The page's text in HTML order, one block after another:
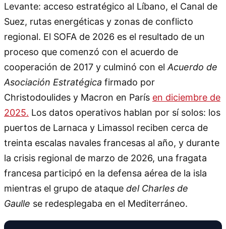
Levante: acceso estratégico al Líbano, el Canal de
Suez, rutas energéticas y zonas de conflicto
regional. El SOFA de 2026 es el resultado de un
proceso que comenzó con el acuerdo de
cooperación de 2017 y culminó con el Acuerdo de
Asociación Estratégica firmado por
Christodoulides y Macron en París en diciembre de
2025. Los datos operativos hablan por sí solos: los
puertos de Larnaca y Limassol reciben cerca de
treinta escalas navales francesas al año, y durante
la crisis regional de marzo de 2026, una fragata
francesa participó en la defensa aérea de la isla
mientras el grupo de ataque del Charles de
Gaulle se redesplegaba en el Mediterráneo.